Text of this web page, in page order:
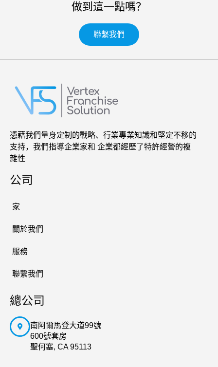
做到這一點嗎？
聯繫我們
憑藉我們量身定制的戰略、行業專業知識和堅定不移的
支持，我們指導企業家和 企業都經歷了特許經營的複
雜性
公司
家
關於我們
服務
聯繫我們
總公司
南阿爾馬登大道99號
600號套房
聖何塞, CA 95113